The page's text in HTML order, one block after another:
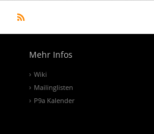
Mehr Infos
Wiki
Mailinglisten
P9a Kalender